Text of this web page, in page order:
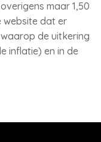
maar 1,50
website dat er
de uitkering
inflatie) en in de